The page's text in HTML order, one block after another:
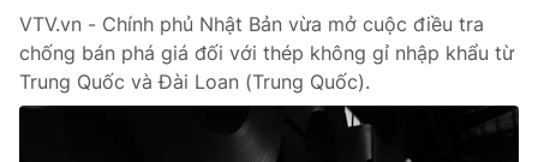
VTV.vn - Chính phủ Nhật Bản vừa mở cuộc điều tra
chống bán phá giá đối với thép không gỉ nhập khẩu từ
Trung Quốc và Đài Loan (Trung Quốc).